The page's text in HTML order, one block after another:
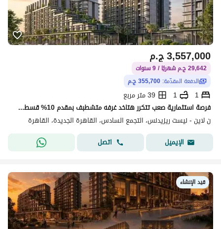
ج.م3,557,000
29,642 ج.م شهريًا / 9 سنوات
الدفعة المقدّمة: 355,700 ج.م
1
1
39 متر مربع
فرصة استثمارية صعب تتكرر هتاخد غرفه متشطبف بمقدم 10% قسطك 88الف ف الكوارتر بس
ن لاين - نيست ريزيدنس، التجمع السادس، القاهرة الجديدة، القاهرة
الإيميل
اتصل
قيد الإنشاء